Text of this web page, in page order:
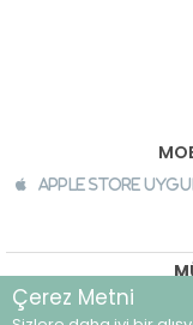
Apple Store
Çerez Metni